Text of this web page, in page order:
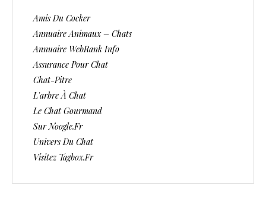
Amis Du Cocker
Annuaire Animaux – Chats
Annuaire WebRank Info
Assurance Pour Chat
Chat-Pitre
L'arbre À Chat
Le Chat Gourmand
Sur Noogle.fr
Univers Du Chat
Visitez Tagbox.fr